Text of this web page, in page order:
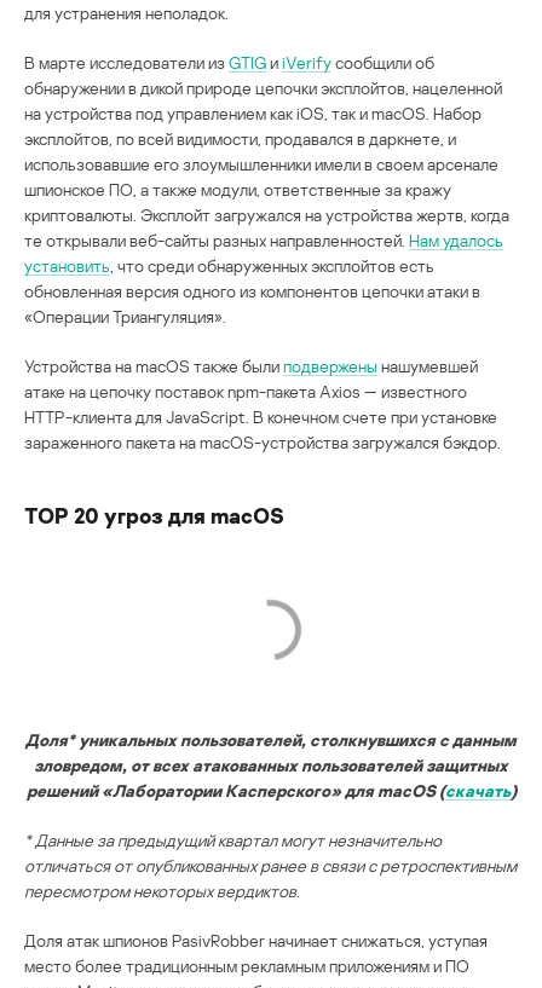
для устранения неполадок.
В марте исследователи изGTIGиiVerifyсообщили об
обнаружении в дикой природе цепочки эксплойтов, нацеленной
на устройства под управлением как iOS, так и macOS. Набор
эксплойтов, по всей видимости, продавался в даркнете, и
использовавшие его злоумышленники имели в своем арсенале
шпионское ПО, а также модули, ответственные за кражу
криптовалюты. Эксплойт загружался на устройства жертв, когда
те открывали веб-сайты разных направленностей. Нам удалось
установить , что среди обнаруженных эксплойтов есть
обновленная версия одного из компонентов цепочки атаки в
«Операции Триангуляция».
Устройства на macOS также былиподвержены нашумевшей
атаке на цепочку поставок npm-пакета Axios — известного
HTTP-клиента для JavaScript. В конечном счете при установке
зараженного пакета на macOS-устройства загружался бэкдор.
TOP 20 угроз для macOS
Доля* уникальных пользователей, столкнувшихся с данным
зловредом, от всех атакованных пользователей защитных
решений «Лаборатории Касперского» для macOS (скачать)
* Данные за предыдущий квартал могут незначительно
отличаться от опубликованных ранее в связи с ретроспективным
пересмотром некоторых вердиктов.
Доля атак шпионов PasivRobber начинает снижаться, уступая
место более традиционным рекламным приложениям и ПО